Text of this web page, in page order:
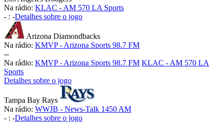
Na rádio: KLAC - AM 570 LA Sports
- : -Detalhes sobre o jogo
Arizona Diamondbacks
Na rádio: KMVP - Arizona Sports 98.7 FM
--
Na rádio: KMVP - Arizona Sports 98.7 FM KLAC - AM 570 LA
Sports
Detalhes sobre o jogo
Tampa Bay Rays
Na rádio: WWJB - News-Talk 1450 AM
- : -Detalhes sobre o jogo